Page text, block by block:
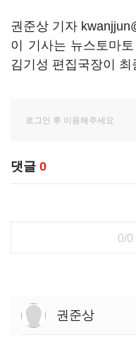
권준상 기자
이 기사는 뉴스토마
김기성 편집국장이 최
댓글 0
0/0
권준상